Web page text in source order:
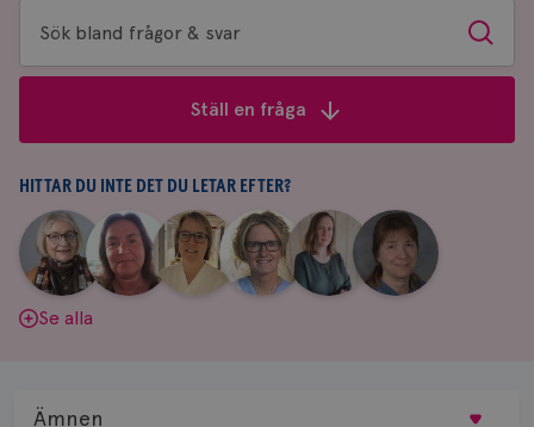
Sök
bland
&
svar
Sök
Ställ en fråga
HITTAR DU INTE DET DU LETAR EFTER?
Aina
Johnsson
|
Anne
Andersson
Fredrika
Killander
|
Jeanette
Bäcklund
|
Maria
Edegran
|
Yvette
Andersson
Se alla
Ämnen